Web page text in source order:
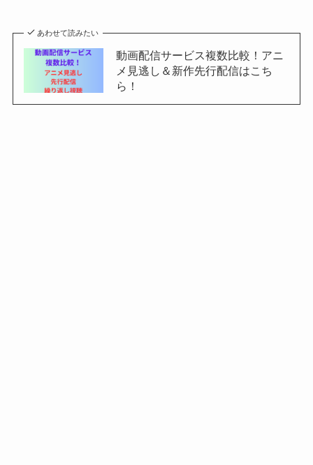
あわせて読みたい
動画配信サービス複数比較！アニ
メ見逃し＆新作先行配信はこち
ら！